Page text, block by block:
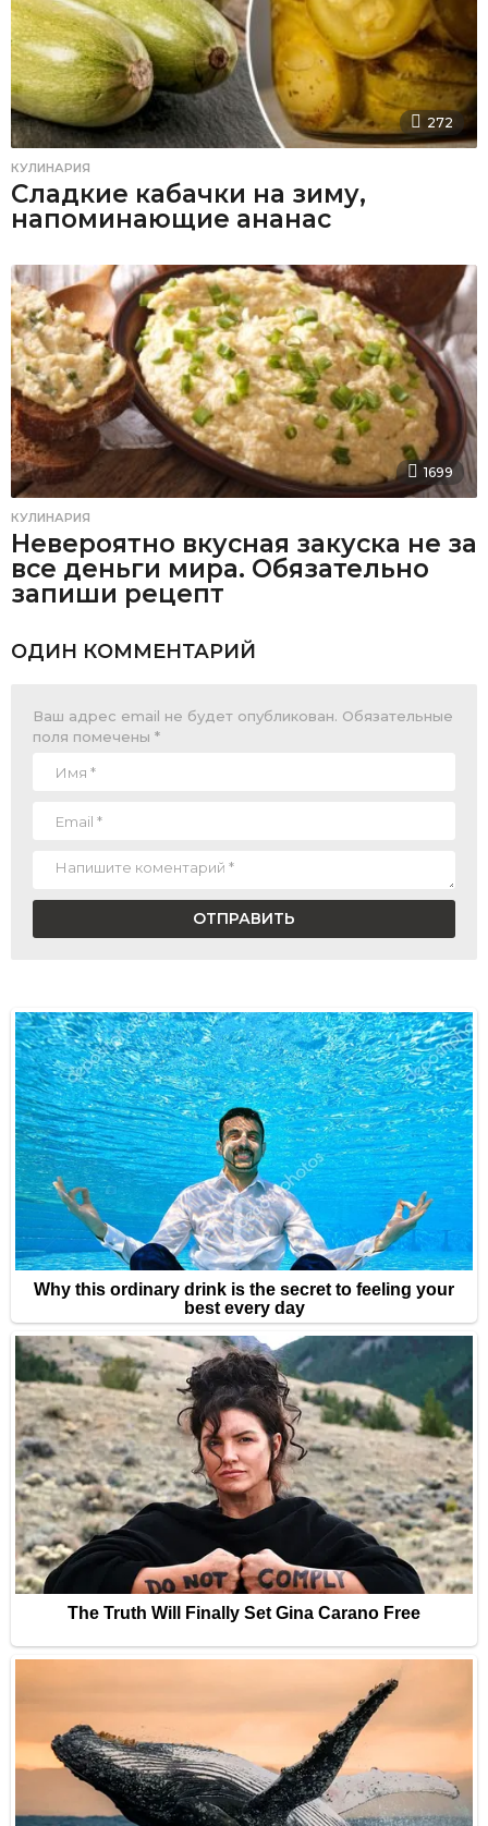
272
КУЛИНАРИЯ
Сладкие кабачки на зиму,
напоминающие ананас
1699
КУЛИНАРИЯ
Невероятно вкусная закуска не за
все деньги мира. Обязательно
запиши рецепт
ОДИН КОММЕНТАРИЙ
Ваш адрес email не будет опубликован. Обязательные
поля помечены *